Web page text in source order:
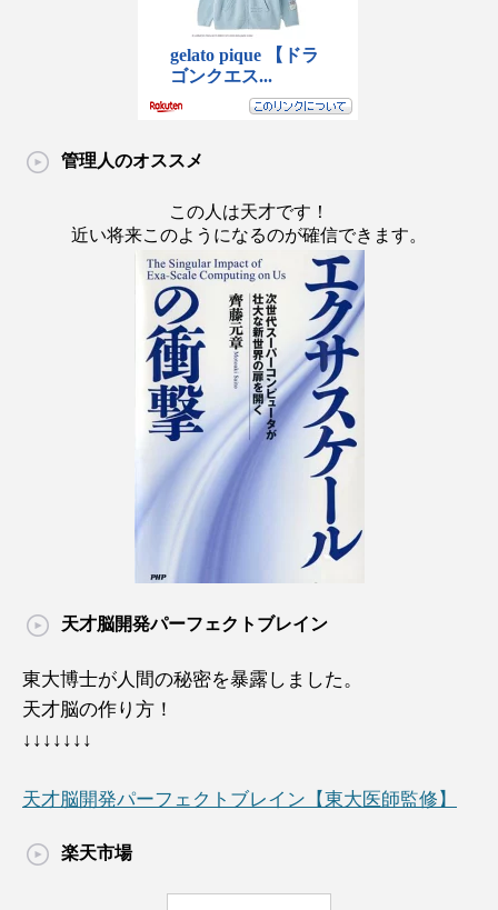
管理人のオススメ
この人は天才です！
近い将来このようになるのが確信できます。
天才脳開発パーフェクトブレイン
東大博士が人間の秘密を暴露しました。
天才脳の作り方！
↓↓↓↓↓↓↓
天才脳開発パーフェクトブレイン【東大医師監修】
楽天市場